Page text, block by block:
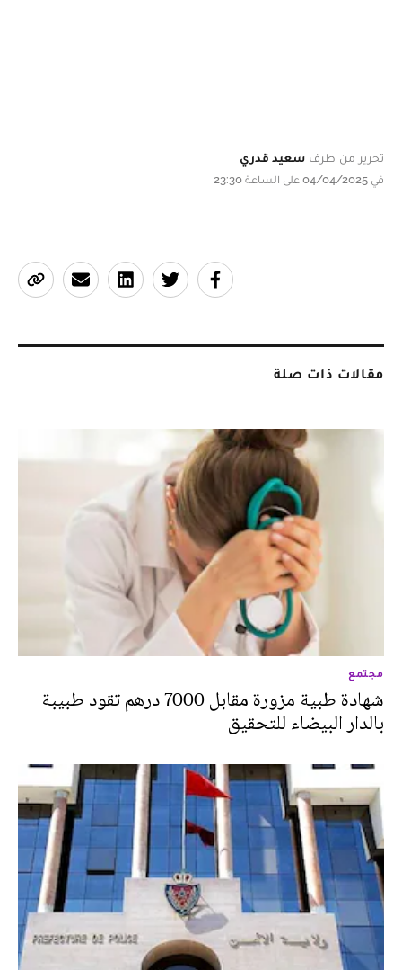
تحرير من طرف سعيد قدري
في 04/04/2025 على الساعة 23:30
مقالات ذات صلة
مجتمع
شهادة طبية مزورة مقابل 7000 درهم تقود طبيبة
بالدار البيضاء للتحقيق